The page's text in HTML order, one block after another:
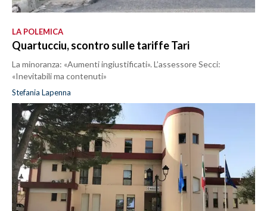
LA POLEMICA
Quartucciu, scontro sulle tariffe Tari
La minoranza: «Aumenti ingiustificati». L’assessore Secci:
«Inevitabili ma contenuti»
Stefania Lapenna